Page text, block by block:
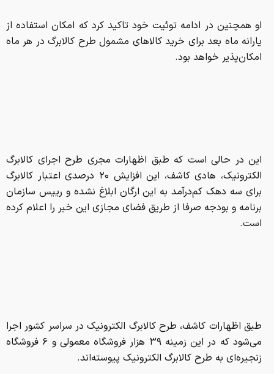
او همچنین در ادامه توئیت خود تاکید کرد که امکان استفاده از
یارانه ماه بعد برای خرید کالاهای مشمول طرح کالابرگ در هر ماه
امکان‌پذیر خواهد بود.
این در حالی است که طبق اظهارات مجری طرح اجرای کالابرگ
الکترونیک، هادی کاشف، این افزایش ۲۰ درصدی اعتبار کالابرگ
برای سه دهک کم‌درآمد به این ارگان ابلاغ نشده و رییس سازمان
برنامه و بودجه صرفا از طریق فضای مجازی این خبر را اعلام کرده
است.
طبق اظهارات کاشف، طرح کالابرگ الکترونیک در سراسر کشور اجرا
می‌شود که در این زمینه ۳۹ هزار فروشگاه معمولی و ۶ فروشگاه
زنجیره‌ای به طرح کالابرگ الکترونیک پیوسته‌اند.